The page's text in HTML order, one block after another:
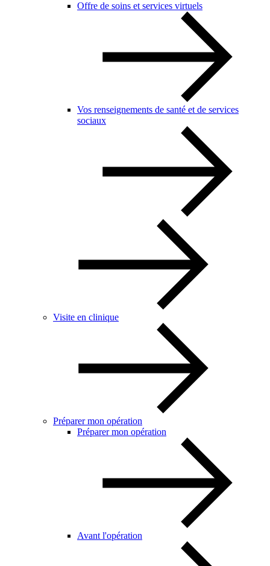
Offre de soins et services virtuels
Vos renseignements de santé et de services
sociaux
Visite en clinique
Préparer mon opération
Préparer mon opération
Avant l'opération